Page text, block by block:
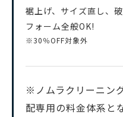
裾上げ、サイズ直し、
フォーム全般OK!
※30％OFF対象外
※ノムラクリーニン
配専用の料金体系と